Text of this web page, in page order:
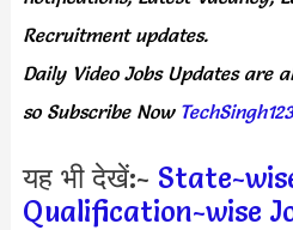
Recruitment updates.
Daily Video Jobs Updates are
so Subscribe Now
यह भी देखें:- State-
Qualification-wise